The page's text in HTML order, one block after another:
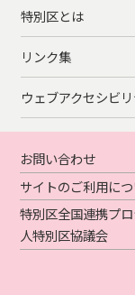
特別区とは
リンク集
ウェブアクセシビ
お問い合わせ
サイトのご利用に
特別区全国連携プ
人特別区協議会